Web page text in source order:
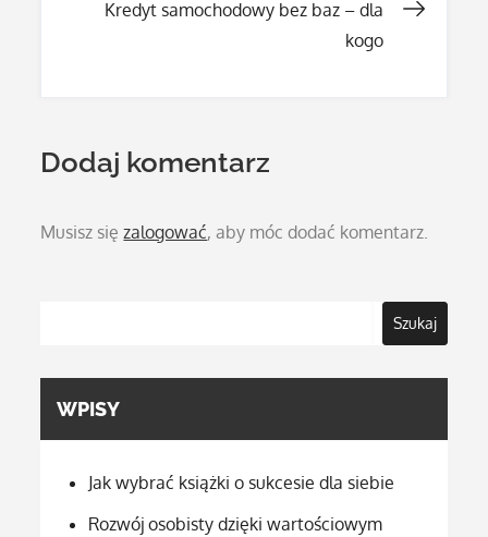
wpisu
Kredyt samochodowy bez baz – dla
kogo
Dodaj komentarz
Musisz sięzalogować, aby móc dodać komentarz.
Szukaj
WPISY
Jak wybrać książki o sukcesie dla siebie
Rozwój osobisty dzięki wartościowym